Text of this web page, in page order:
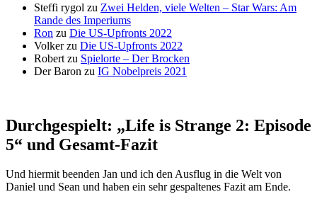
Steffi rygol zu Zwei Helden, viele Welten – Star Wars: Am
Rande des Imperiums
Ron zu Die US-Upfronts 2022
Volkerzu Die US-Upfronts 2022
Robert zu Spielorte – Der Brocken
Der Baron zu IG Nobelpreis 2021
Durchgespielt: „Life is Strange 2: Episode
5“ und Gesamt-Fazit
Und hiermit beenden Jan und ich den Ausflug in die Welt von
Daniel und Sean und haben ein sehr gespaltenes Fazit am Ende.